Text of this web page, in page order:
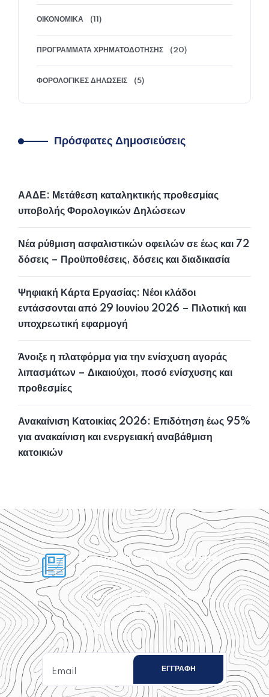
ΟΙΚΟΝΟΜΙΚΆ (11)
ΠΡΟΓΡΆΜΜΑΤΑ ΧΡΗΜΑΤΟΔΌΤΗΣΗΣ (20)
ΦΟΡΟΛΟΓΙΚΈΣ ΔΗΛΏΣΕΙΣ (5)
Πρόσφατες Δημοσιεύσεις
ΑΑΔΕ: Μετάθεση καταληκτικής προθεσμίας
υποβολής Φορολογικών Δηλώσεων
Νέα ρύθμιση ασφαλιστικών οφειλών σε έως και 72
δόσεις – Προϋποθέσεις, δόσεις και διαδικασία
Ψηφιακή Κάρτα Εργασίας: Νέοι κλάδοι
εντάσσονται από 29 Ιουνίου 2026 – Πιλοτική και
υποχρεωτική εφαρμογή
Άνοιξε η πλατφόρμα για την ενίσχυση αγοράς
λιπασμάτων – Δικαιούχοι, ποσό ενίσχυσης και
προθεσμίες
Ανακαίνιση Κατοικίας 2026: Επιδότηση έως 95%
για ανακαίνιση και ενεργειακή αναβάθμιση
κατοικιών
Εγγραφείτε στο Newsletter
μας!
Ενημερωθείτε για όσα πρέπει να
ξέρετε, χωρίς περιττές
πληροφορίες.